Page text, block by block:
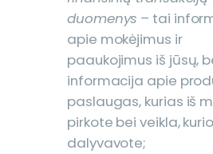
duomenys – tai
apie mokėjimus ir
paaukojimus iš jūsų,
informacija apie
paslaugas, kurias iš
pirkote bei veikla,
dalyvavote;